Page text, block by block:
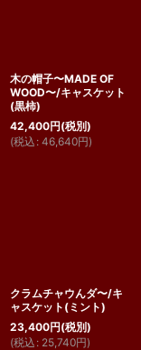
木の帽子〜MADE OF
WOOD〜/キャスケット
(黒柿)
42,400円(税別)
(税込 : 46,640円)
クラムチャウんダ〜/キ
ャスケット(ミント)
23,400円(税別)
(税込 : 25,740円)